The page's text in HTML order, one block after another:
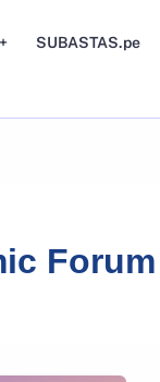
SUBASTAS.pe
Forum